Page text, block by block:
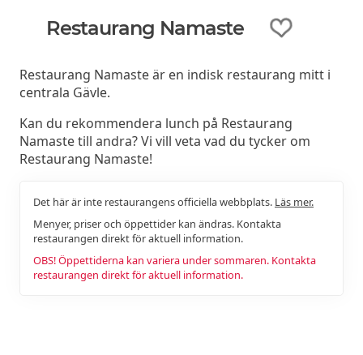
Restaurang Namaste
Restaurang Namaste är en indisk restaurang mitt i
centrala Gävle.
Kan du rekommendera lunch på Restaurang
Namaste till andra? Vi vill veta vad du tycker om
Restaurang Namaste!
Det här är inte restaurangens officiella webbplats. Läs mer.
Menyer, priser och öppettider kan ändras. Kontakta
restaurangen direkt för aktuell information.
OBS! Öppettiderna kan variera under sommaren. Kontakta
restaurangen direkt för aktuell information.